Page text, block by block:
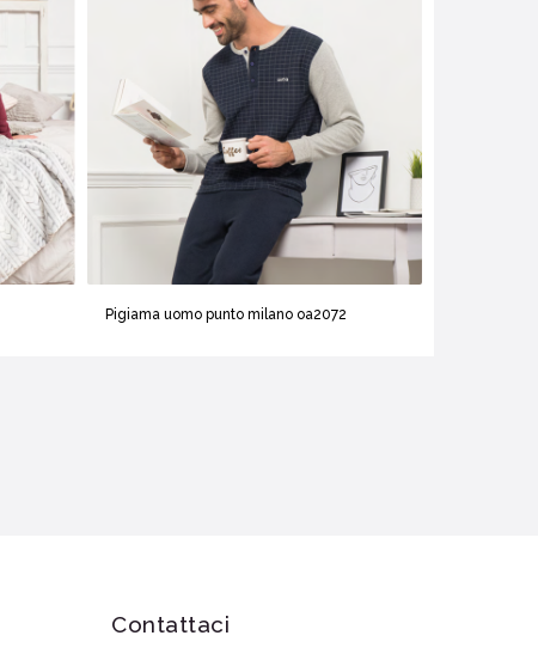
Pigiama uomo punto milano oa2072
Contattaci